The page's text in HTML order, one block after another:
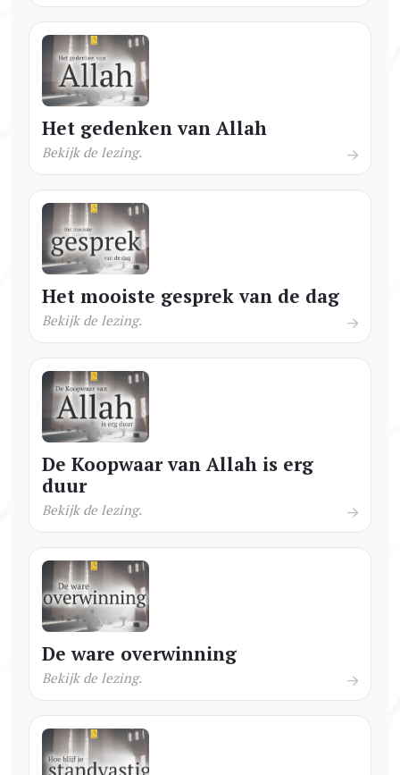
Het gedenken van Allah
Bekijk de lezing.
Het mooiste gesprek van de dag
Bekijk de lezing.
De Koopwaar van Allah is erg
duur
Bekijk de lezing.
De ware overwinning
Bekijk de lezing.